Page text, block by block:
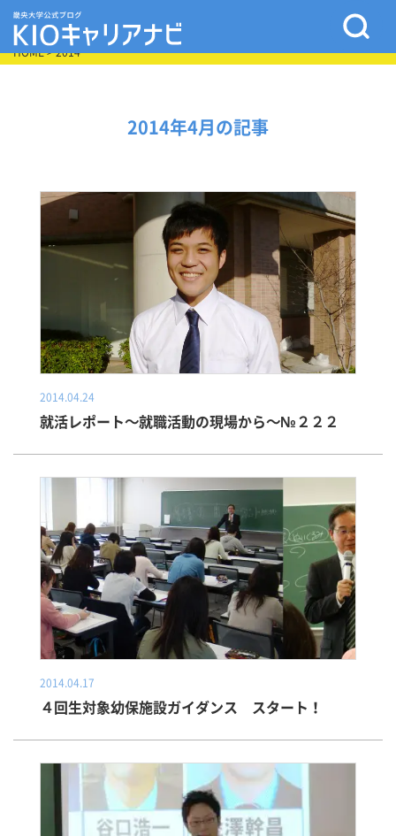
HOME> 2014
2014年4月の記事
2014.04.24
就活レポート～就職活動の現場から～№２２２
2014.04.17
４回生対象幼保施設ガイダンス スタート！